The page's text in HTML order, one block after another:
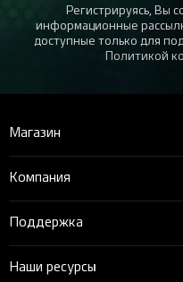
Регистрируясь, Вы
информационные
доступные только для
Политикой
Магазин
Компания
Поддержка
Наши ресурсы